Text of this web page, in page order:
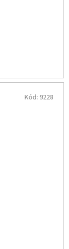
Kód: 9228